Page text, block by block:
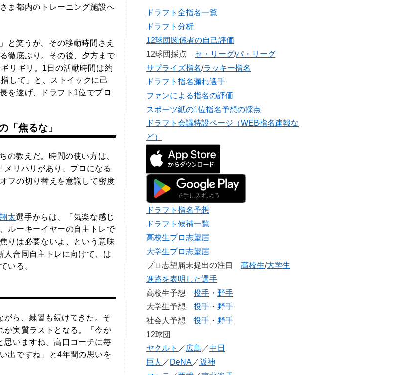
ま都内のトレーニング施設へ
と笑うが、その移動時間さえ
徹底ぶり。その後、夕方まで
リギリ。1日の活動時間は約
して」と、ストイックに己
を遂げ、ドラフト1位でプロ
「焦るな」
の教えだ。時間の使い方は、
メリハリがあり、プロになる
フの切り替えを意識して密度
太選手からは、「気楽な感じ
ルーキーイヤーの自主トレで
りは必要ないよ、という意味
人合同自主トレに向けて、は
いる。
ら、練習も続けてきた。そ
が実質ラストとなる。「今が
思いますね。高口コーチに毎
出ですね」と4年間の思いを
ドラフト全指名一覧
ドラフト分析
12球団関係者の自己評価
12球団採点 セ・リーグ/パ・リーグ
サプライズ指名/ラッキー指名
ドラフト指名漏れ選手
ファンによる指名の評価
スポーツ紙の1位指名予想の採点
ドラフト会議特設ページ（WEB指名速報な
ど）
ドラフト指名予想
ドラフト候補一覧
高校生プロ志望届
大学生プロ志望届
プロ志望届未提出の注目 高校生/大学生
進路を表明した選手
高校生予想 投手 ・ 野手
大学生予想 投手 ・ 野手
社会人予想 投手 ・ 野手
12球団
ヤクルト ／ 広島 ／中日
巨人 ／ DeNA ／ 阪神